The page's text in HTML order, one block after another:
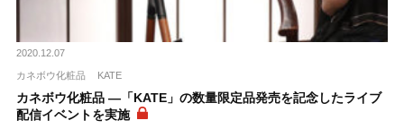
2020.12.07
カネボウ化粧品 KATE
カネボウ化粧品 ―「KATE」の数量限定品発売を記念したライブ
配信イベントを実施